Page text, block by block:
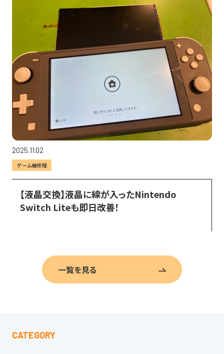
2025.11.02
ゲーム機修理
【液晶交換】液晶に線が入ったNintendo
Switch Liteも即日改善！
一覧を見る
CATEGORY